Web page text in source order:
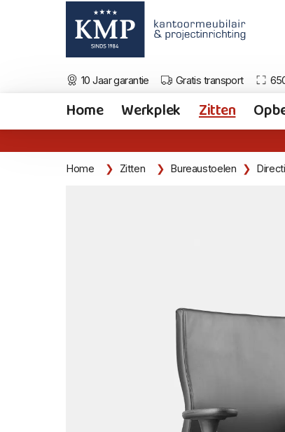
10 Jaar garantie Gratis transport
Home Werkplek Zitten
Home Zitten Bureaustoelen